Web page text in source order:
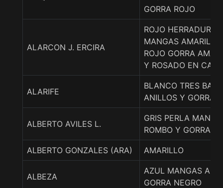
GORRA ROJO
ALARCON J. ERCIRA
ROJO HERRADURA
MANGAS
ROJO GORRA
Y ROSADO EN
ALARIFE
BLANCO TRES
ANILLOS Y GORRA
ALBERTO AVILES L.
GRIS PERLA
ROMBO Y GORRA
ALBERTO GONZALES (ARA) AMARILLO
ALBEZA
AZUL MANGAS
GORRA NEGRO